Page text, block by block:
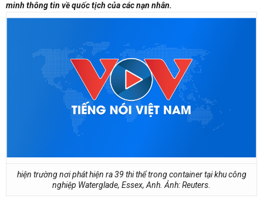
minh thông tin về quốc tịch của các nạn nhân.
hiện trường nơi phát hiện ra 39 thi thể trong container tại khu công
nghiệp Waterglade, Essex, Anh. Ảnh: Reuters.